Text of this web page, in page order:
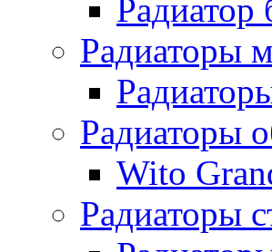
Радиаторы
Радиаторы
Wito
Радиаторы